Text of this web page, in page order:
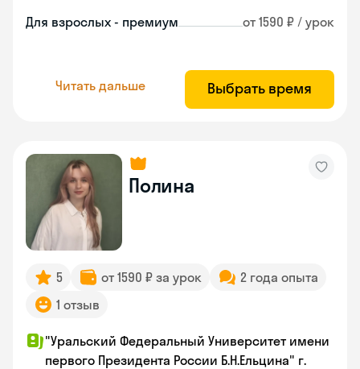
Для взрослых - премиум от 1590 ₽ / урок
Читать дальше Выбрать время
Полина
5 от 1590 ₽ за урок
2 года опыта
1 отзыв
"Уральский Федеральный Университет имени
первого Президента России Б.Н.Ельцина" г.